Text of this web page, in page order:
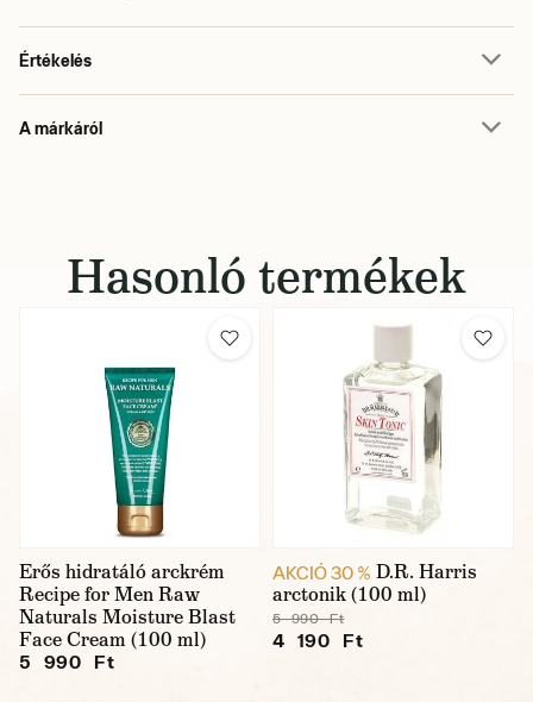
Értékelés
A márkáról
Hasonló termékek
Erős hidratáló arckrém
Recipe for Men Raw
Naturals Moisture Blast
Face Cream (100 ml)
5 990 Ft
AKCIÓ 30 % D.R. Harris
arctonik (100 ml)
5 990 Ft
4 190 Ft